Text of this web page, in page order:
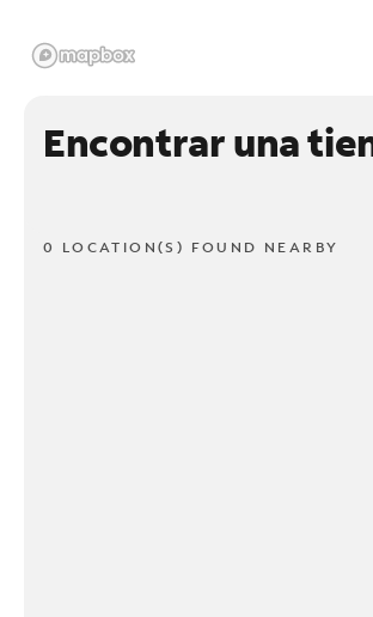
Encontrar una
0 LOCATION(S) FOUND NEARBY